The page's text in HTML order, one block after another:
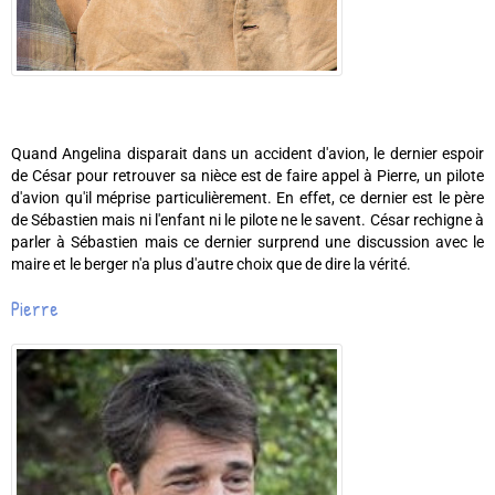
Quand Angelina disparait dans un accident d'avion, le dernier espoir
de César pour retrouver sa nièce est de faire appel à Pierre, un pilote
d'avion qu'il méprise particulièrement. En effet, ce dernier est le père
de Sébastien mais ni l'enfant ni le pilote ne le savent. César rechigne à
parler à Sébastien mais ce dernier surprend une discussion avec le
maire et le berger n'a plus d'autre choix que de dire la vérité.
Pierre